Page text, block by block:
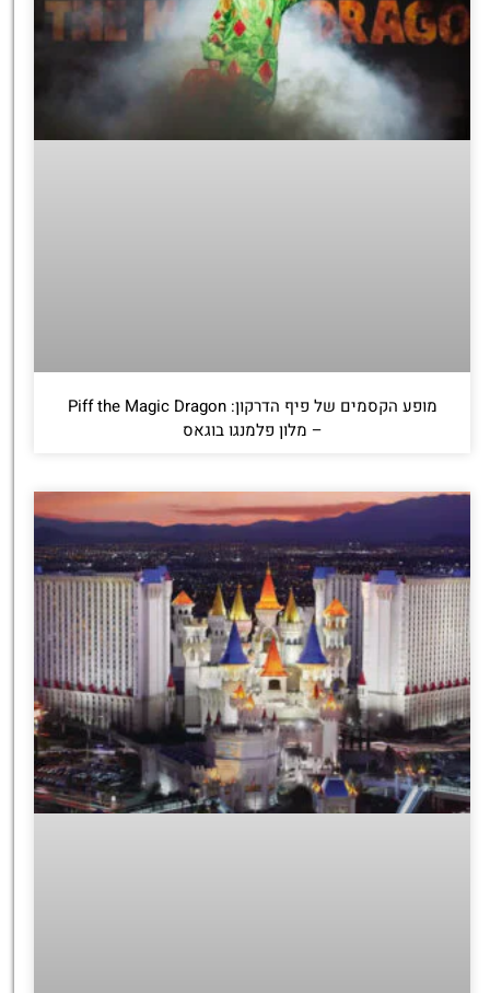
מופע הקסמים של פיף הדרקון: Piff the Magic Dragon
– מלון פלמנגו בוגאס